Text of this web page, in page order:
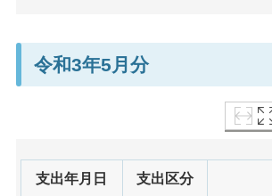
令和3年5月分
支出年月日 支出区分